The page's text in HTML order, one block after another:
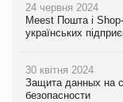
24 червня 2024
Meest Пошта і
українських
30 квітня 2024
Защита данных на
безопасности